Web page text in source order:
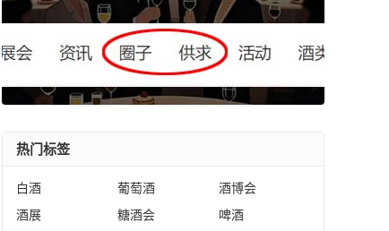
热门标签
白酒 葡萄酒 酒博会
酒展 糖酒会 啤酒